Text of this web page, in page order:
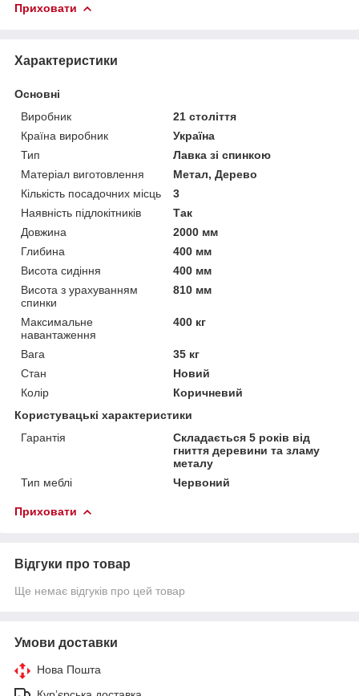
Приховати
Характеристики
Основні
Виробник
21 століття
Країна виробник
Україна
Тип
Лавка зі спинкою
Матеріал виготовлення
Метал, Дерево
Кількість посадочних місць
3
Наявність підлокітників
Так
Довжина
2000 мм
Глибина
400 мм
Висота сидіння
400 мм
Висота з урахуванням
спинки
810 мм
Максимальне
навантаження
400 кг
Вага
35 кг
Стан
Новий
Колір
Коричневий
Користувацькі характеристики
Гарантія
Складається 5 років від
гниття деревини та зламу
металу
Тип меблі
Червоний
Приховати
Відгуки про товар
Ще немає відгуків про цей товар
Умови доставки
Нова Пошта